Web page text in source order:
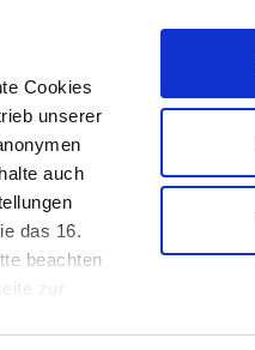
Cookies
unserer
auch
das 16.
beachten
zur